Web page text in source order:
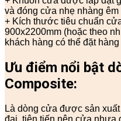
và đóng cửa nhẹ nhàng êm
+ Kích thước tiêu chuẩn
900x2200mm (hoặc theo
khách hàng có thể đặt
Ưu điểm nổi bật
Composite:
Là dòng cửa được sản
đại, tiên tiến nên cửa nhựa